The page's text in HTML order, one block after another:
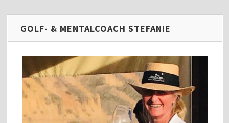
GOLF- & MENTALCOACH STEFANIE